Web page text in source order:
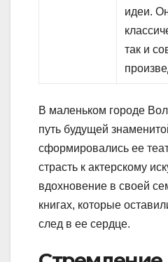
идеи.
так и
В маленьком городе
путь будущей
сформировались ее
страсть к актерскому
вдохновение в своей
книгах, которые
след в ее сердце.